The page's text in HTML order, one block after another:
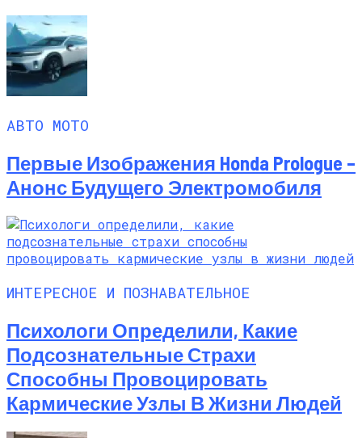
АВТО МОТО
Первые Изображения Honda Prologue –
Анонс Будущего Электромобиля
ИНТЕРЕСНОЕ И ПОЗНАВАТЕЛЬНОЕ
Психологи Определили, Какие
Подсознательные Страхи
Способны Провоцировать
Кармические Узлы В Жизни Людей